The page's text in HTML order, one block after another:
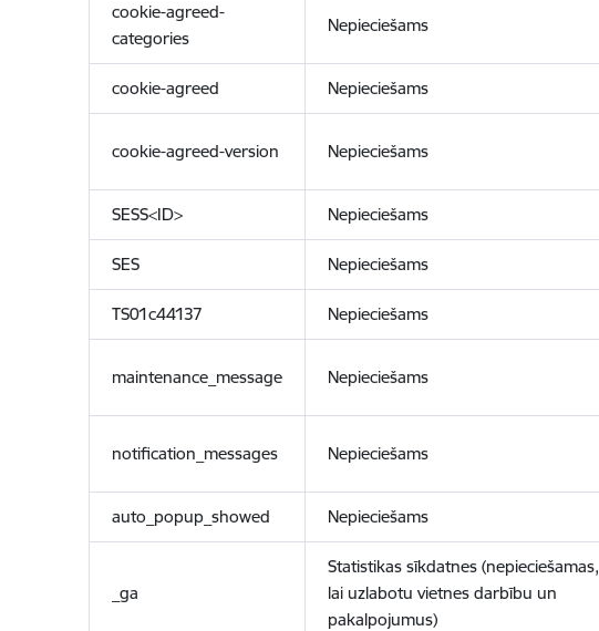
cookie-agreed-
categories
Nepieciešams
cookie-agreed Nepieciešams
cookie-agreed-version Nepieciešams
SESS<ID> Nepieciešams
SES Nepieciešams
TS01c44137 Nepieciešams
maintenance_message Nepieciešams
notification_messages Nepieciešams
auto_popup_showed Nepieciešams
_ga
Statistikas sīkdatnes (nepieciešamas,
lai uzlabotu vietnes darbību un
pakalpojumus)